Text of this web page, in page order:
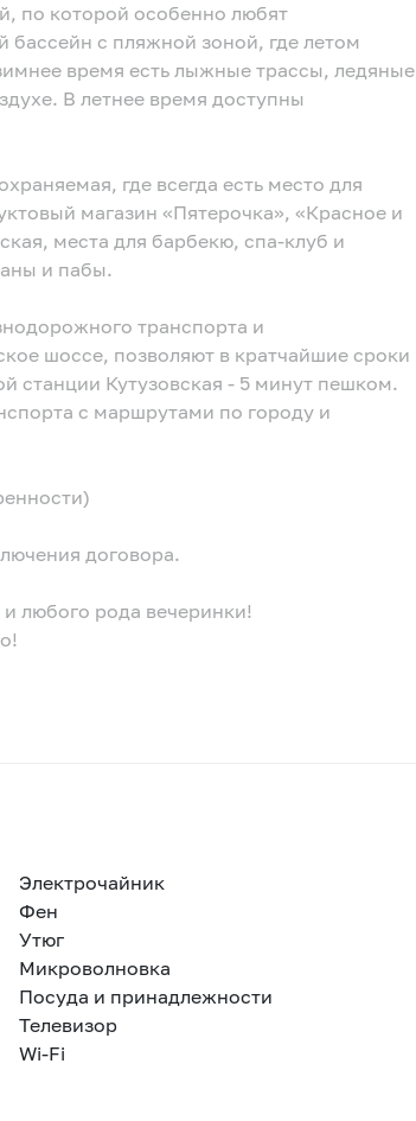
по которой особенно любят
бассейн с пляжной зоной, где летом
время есть лыжные трассы, ледяные
В летнее время доступны
где всегда есть место для
магазин «Пятерочка», «Красное и
и пабы.
транспорта и
шоссе, позволяют в кратчайшие сроки
станции Кутузовская - 5 минут пешком.
с маршрутами по городу и
договора.
любого рода вечеринки!
Электрочайник
Фен
Утюг
Микроволновка
Посуда и принадлежности
Телевизор
Wi-Fi